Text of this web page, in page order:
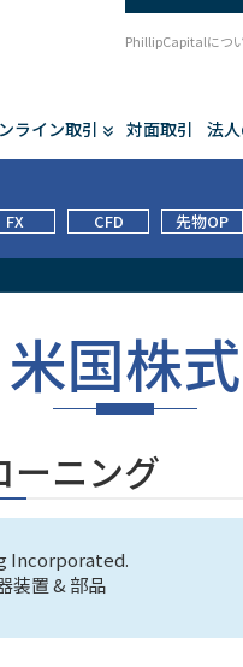
ライン取引 対面取引 法
PhillipCapitalにつ
FX CFD 先物OP
米国株式
ーニング
Incorporated.
装置 & 部品